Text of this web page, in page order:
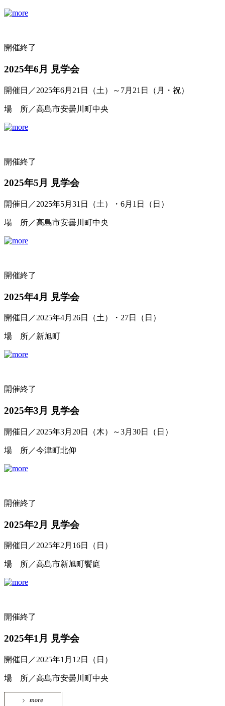
開催終了
2025年6月 見学会
開催日／2025年6月21日（土）～7月21日（月・祝）
場 所／高島市安曇川町中央
開催終了
2025年5月 見学会
開催日／2025年5月31日（土）・6月1日（日）
場 所／高島市安曇川町中央
開催終了
2025年4月 見学会
開催日／2025年4月26日（土）・27日（日）
場 所／新旭町
開催終了
2025年3月 見学会
開催日／2025年3月20日（木）～3月30日（日）
場 所／今津町北仰
開催終了
2025年2月 見学会
開催日／2025年2月16日（日）
場 所／高島市新旭町饗庭
開催終了
2025年1月 見学会
開催日／2025年1月12日（日）
場 所／高島市安曇川町中央